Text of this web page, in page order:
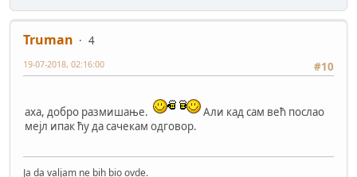
Truman
4
#10
19-07-2018, 02:16:00
аха, добро размишање.
Али кад сам већ послао
мејл ипак ћу да сачекам одговор.
Ja da valjam ne bih bio ovde.